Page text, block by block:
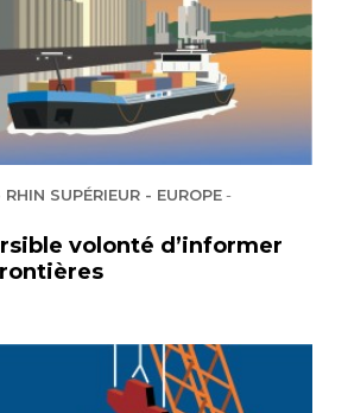
SUPÉRIEUR - EUROPE-
volonté d’informer